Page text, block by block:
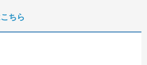
映像があまりにも・・・
ちら